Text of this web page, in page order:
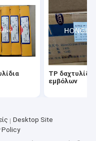
TP δαχτυλίδια
εμβόλων
Desktop Site
Policy